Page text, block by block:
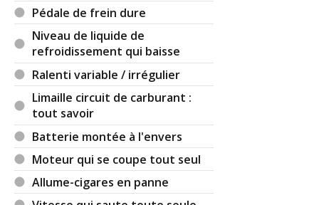
Réagir à ce commentaire
(Votre post sera visible sous le commentaire)
Parnabilnabnab
J ai frapper un coup de frein j ai derraper a droite
Pédale de frein dure
Niveau de liquide de
refroidissement qui baisse
Ralenti variable / irrégulier
Limaille circuit de carburant :
tout savoir
Batterie montée à l'envers
Moteur qui se coupe tout seul
Allume-cigares en panne